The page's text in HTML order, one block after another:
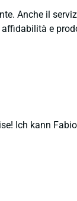
Anche il
e
Ich kann